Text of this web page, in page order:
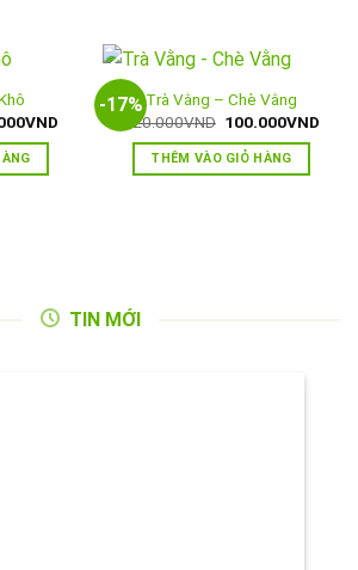
VND
140.000VND.
-17%Trà Vằng – Chè Vằng
120.000VND Giá
là:
120.000VND.
100.000VND
THÊM VÀO GIỎ HÀNG
TIN MỚI